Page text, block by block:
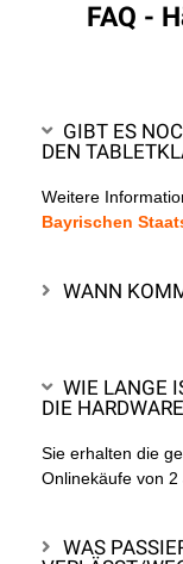
FAQ -
GIBT ES
DEN
Weitere
Bayrischen
WANN
WIE LANGE
DIE
Sie erhalten die
Onlinekäufe von 2
WAS